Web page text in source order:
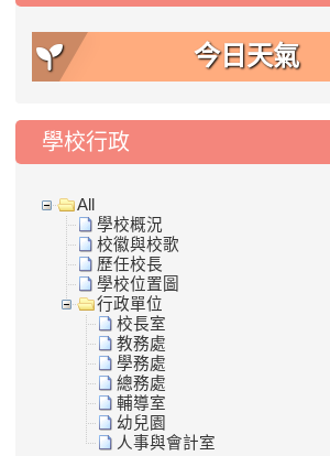
今日天氣
學校行政
All
學校概況
校徽與校歌
歷任校長
學校位置圖
行政單位
校長室
教務處
學務處
總務處
輔導室
幼兒園
人事與會計室